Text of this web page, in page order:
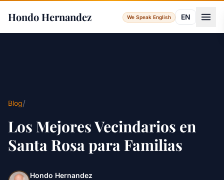
Hondo Hernandez We Speak English EN
Blog/
Los Mejores Vecindarios en
Santa Rosa para Familias
Hondo Hernandez